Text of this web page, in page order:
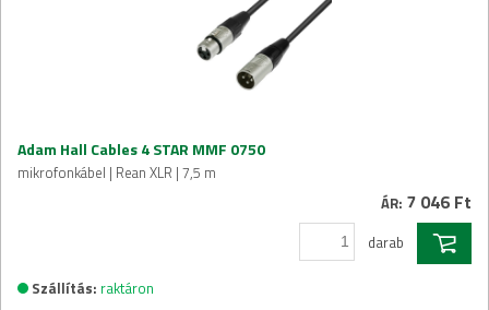
Adam Hall Cables 4 STAR MMF 0750
mikrofonkábel | Rean XLR | 7,5 m
ÁR: 7 046 Ft
darab
Szállítás: raktáron